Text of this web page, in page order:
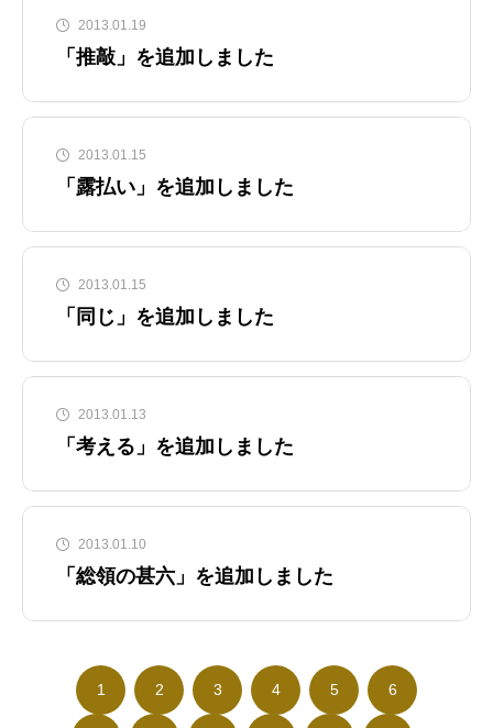
2013.01.19
「推敲」を追加しました
2013.01.15
「露払い」を追加しました
2013.01.15
「同じ」を追加しました
2013.01.13
「考える」を追加しました
2013.01.10
「総領の甚六」を追加しました
1 2 3 4 5 6